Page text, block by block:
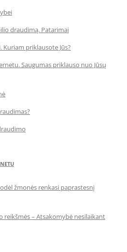
draudimą. Patarimai
priklausote Jūs?
Saugumas priklauso nuo Jūsų
žmonės renkasi paprastesnį
reikšmės – Atsakomybė nesilaikant